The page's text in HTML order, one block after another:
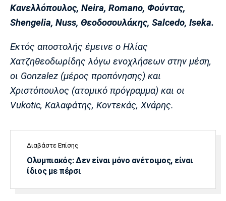
Μπορούσια
Ντόρτμουντ
Παρί Σεν
Ζερμέν
Μαρσέιγ
Μονακό
Ερυθρός
Αστέρας
Κανελλόπουλος, Neira, Romano, Φούντας,
Shengelia, Nuss, Θεοδοσουλάκης, Salcedo, Iseka.
Εκτός αποστολής έμεινε ο Ηλίας
Χατζηθεοδωρίδης λόγω ενοχλήσεων στην μέση,
οι Gonzalez (μέρος προπόνησης) και
Χριστόπουλος (ατομικό πρόγραμμα) και οι
Vukotic, Καλαφάτης, Κοντεκάς, Χνάρης.
Διαβάστε Επίσης
Ολυμπιακός: Δεν είναι μόνο ανέτοιμος, είναι
ίδιος με πέρσι